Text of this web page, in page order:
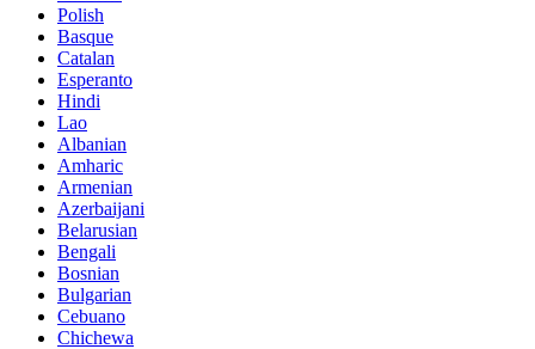
Polish
Basque
Catalan
Esperanto
Hindi
Lao
Albanian
Amharic
Armenian
Azerbaijani
Belarusian
Bengali
Bosnian
Bulgarian
Cebuano
Chichewa